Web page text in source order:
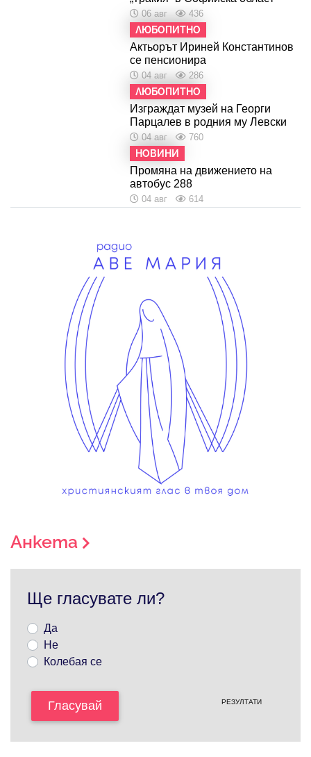
06 авг 436
ЛЮБОПИТНО
Актьорът Ириней Константинов
се пенсионира
04 авг 286
ЛЮБОПИТНО
Изграждат музей на Георги
Парцалев в родния му Левски
04 авг 760
НОВИНИ
Промяна на движението на
автобус 288
04 авг 614
Анкета
Ще гласувате ли?
Да
Не
Колебая се
Гласувай РЕЗУЛТАТИ